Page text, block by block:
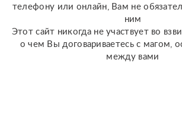
телефону или онлайн, Вам не
ним
Этот сайт никогда не участвует во
о чем Вы договариваетесь с магом,
между вами